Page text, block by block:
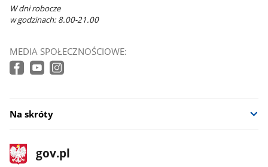
W dni robocze
w godzinach: 8.00-21.00
MEDIA SPOŁECZNOŚCIOWE:
Na skróty
stopka
gov.pl
Strona
gov.pl